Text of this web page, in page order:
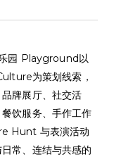
园 Playground以
为策划线索，
牌展厅、社交活
饮服务、手作工作
Hunt 与表演活动
常、连结与共感的